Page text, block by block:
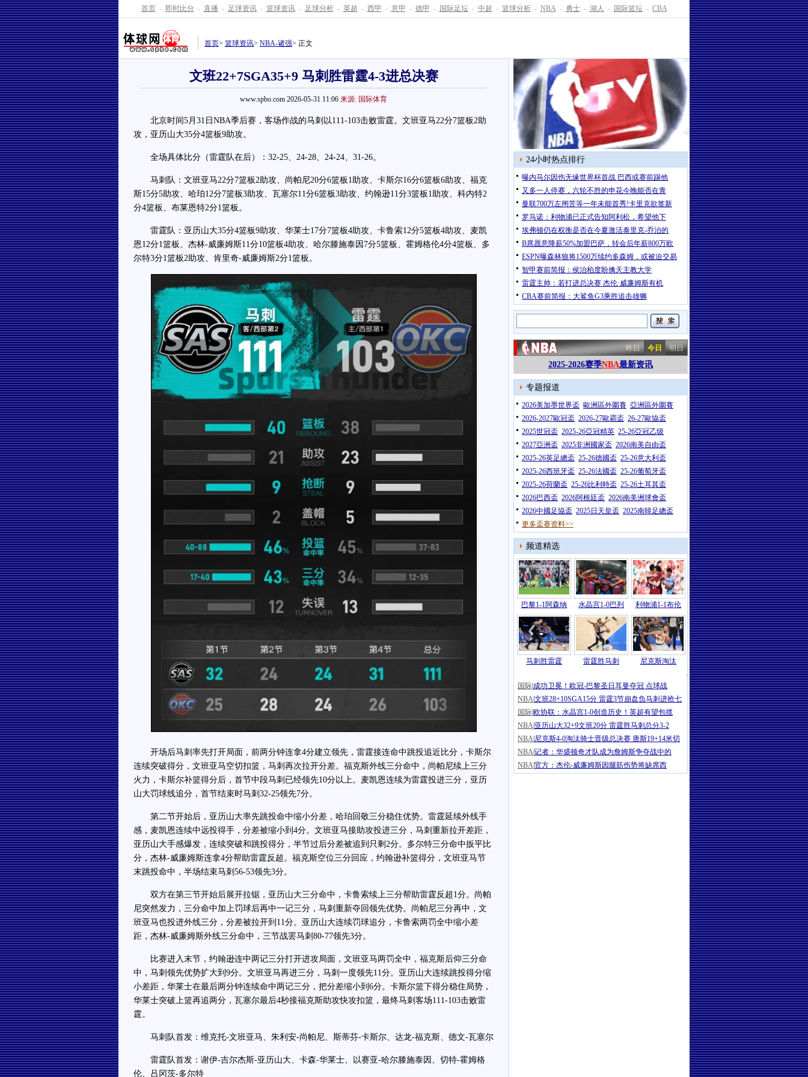
首页 - 即时比分 - 直播 - 足球资讯 - 篮球资讯 - 足球分析 - 英超 - 西甲 - 意甲 - 德甲 - 国际足坛 - 中超 - 篮球分析 - NBA - 勇士 - 湖人 - 国际篮坛 - CBA
首页> 篮球资讯> NBA-诸强> 正文
文班22+7SGA35+9 马刺胜雷霆4-3进总决赛
www.spbo.com 2026-05-31 11:06 来源: 国际体育
北京时间5月31日NBA季后赛，客场作战的马刺以111-103击败雷霆。文班亚马22分7篮板2助
攻，亚历山大35分4篮板9助攻。
全场具体比分（雷霆队在后）：32-25、24-28、24-24、31-26。
马刺队：文班亚马22分7篮板2助攻、尚帕尼20分6篮板1助攻、卡斯尔16分6篮板6助攻、福克
斯15分5助攻、哈珀12分7篮板3助攻、瓦塞尔11分6篮板3助攻、约翰逊11分3篮板1助攻、科内特2
分4篮板、布莱恩特2分1篮板。
雷霆队：亚历山大35分4篮板9助攻、华莱士17分7篮板4助攻、卡鲁索12分5篮板4助攻、麦凯
恩12分1篮板、杰林-威廉姆斯11分10篮板4助攻、哈尔滕施泰因7分5篮板、霍姆格伦4分4篮板、多
尔特3分1篮板2助攻、肯里奇-威廉姆斯2分1篮板。
开场后马刺率先打开局面，前两分钟连拿4分建立领先，雷霆接连命中跳投追近比分，卡斯尔
连续突破得分，文班亚马空切扣篮，马刺再次拉开分差。福克斯外线三分命中，尚帕尼续上三分
火力，卡斯尔补篮得分后，首节中段马刺已经领先10分以上。麦凯恩连续为雷霆投进三分，亚历
山大罚球线追分，首节结束时马刺32-25领先7分。
第二节开始后，亚历山大率先跳投命中缩小分差，哈珀回敬三分稳住优势。雷霆延续外线手
感，麦凯恩连续中远投得手，分差被缩小到4分。文班亚马接助攻投进三分，马刺重新拉开差距，
亚历山大手感爆发，连续突破和跳投得分，半节过后分差被追到只剩2分。多尔特三分命中扳平比
分，杰林-威廉姆斯连拿4分帮助雷霆反超。福克斯空位三分回应，约翰逊补篮得分，文班亚马节
末跳投命中，半场结束马刺56-53领先3分。
双方在第三节开始后展开拉锯，亚历山大三分命中，卡鲁索续上三分帮助雷霆反超1分。尚帕
尼突然发力，三分命中加上罚球后再中一记三分，马刺重新夺回领先优势。尚帕尼三分再中，文
班亚马也投进外线三分，分差被拉开到11分。亚历山大连续罚球追分，卡鲁索两罚全中缩小差
距，杰林-威廉姆斯外线三分命中，三节战罢马刺80-77领先3分。
比赛进入末节，约翰逊连中两记三分打开进攻局面，文班亚马两罚全中，福克斯后仰三分命
中，马刺领先优势扩大到9分。文班亚马再进三分，马刺一度领先11分。亚历山大连续跳投得分缩
小差距，华莱士在最后两分钟连续命中两记三分，把分差缩小到6分。卡斯尔篮下得分稳住局势，
华莱士突破上篮再追两分，瓦塞尔最后4秒接福克斯助攻快攻扣篮，最终马刺客场111-103击败雷
霆。
马刺队首发：维克托-文班亚马、朱利安-尚帕尼、斯蒂芬-卡斯尔、达龙-福克斯、德文-瓦塞尔
雷霆队首发：谢伊-吉尔杰斯-亚历山大、卡森-华莱士、以赛亚-哈尔滕施泰因、切特-霍姆格
伦、吕冈茨-多尔特
24小时热点排行
曝内马尔因伤无缘世界杯首战 巴西或赛前踢他
又多一人停赛，六轮不胜的申花今晚能否在青
曼联700万左闸苦等一年未能首秀!卡里克欲签新
罗马诺：利物浦已正式告知阿利松，希望他下
埃弗顿仍在权衡是否在今夏激活泰里克-乔治的
B席愿意降薪50%加盟巴萨，转会后年薪800万欧
ESPN曝森林狼将1500万续约多森姆，或被迫交易
智甲赛前简报：侯治柏度盼擒天主教大学
雷霆主帅：若打进总决赛 杰伦·威廉姆斯有机
CBA赛前简报：大鲨鱼G3乘胜追击雄狮
昨日 今日 明日
2025-2026赛季NBA最新资讯
专题报道
2026美加墨世界盃 歐洲區外圍賽 亞洲區外圍賽
2026-2027歐冠盃 2026-27歐霸盃 26-27歐協盃
2025世冠盃 2025-26亞冠精英 25-26亞冠乙级
2027亞洲盃 2025非洲國家盃 2026南美自由盃
2025-26英足總盃 25-26德國盃 25-26意大利盃
2025-26西班牙盃 25-26法國盃 25-26葡萄牙盃
2025-26荷蘭盃 25-26比利時盃 25-26土耳其盃
2026巴西盃 2026阿根廷盃 2026南美洲球會盃
2026中國足協盃 2025日天皇盃 2025南韓足總盃
更多盃赛资料>>
频道精选
巴黎1-1阿森纳 水晶宫1-0巴列 利物浦1-1布伦
马刺胜雷霆 雷霆胜马刺
尼克斯淘汰
NBA |文班22+7SGA35+9 马刺胜雷霆
国际 成功卫冕！欧冠-巴黎圣日耳曼夺冠 点球战
NBA文班28+10SGA15分 雷霆3节崩盘负马刺进抢七
国际 欧协联：水晶宫1-0创造历史！英超有望包揽
NBA 亚历山大32+9文班20分 雷霆胜马刺总分3-2
NBA 尼克斯4-0淘汰骑士晋级总决赛 唐斯19+14米切
NBA记者：华盛顿奇才队成为詹姆斯争夺战中的
NBA官方：杰伦-威廉姆斯因腿筋伤势将缺席西